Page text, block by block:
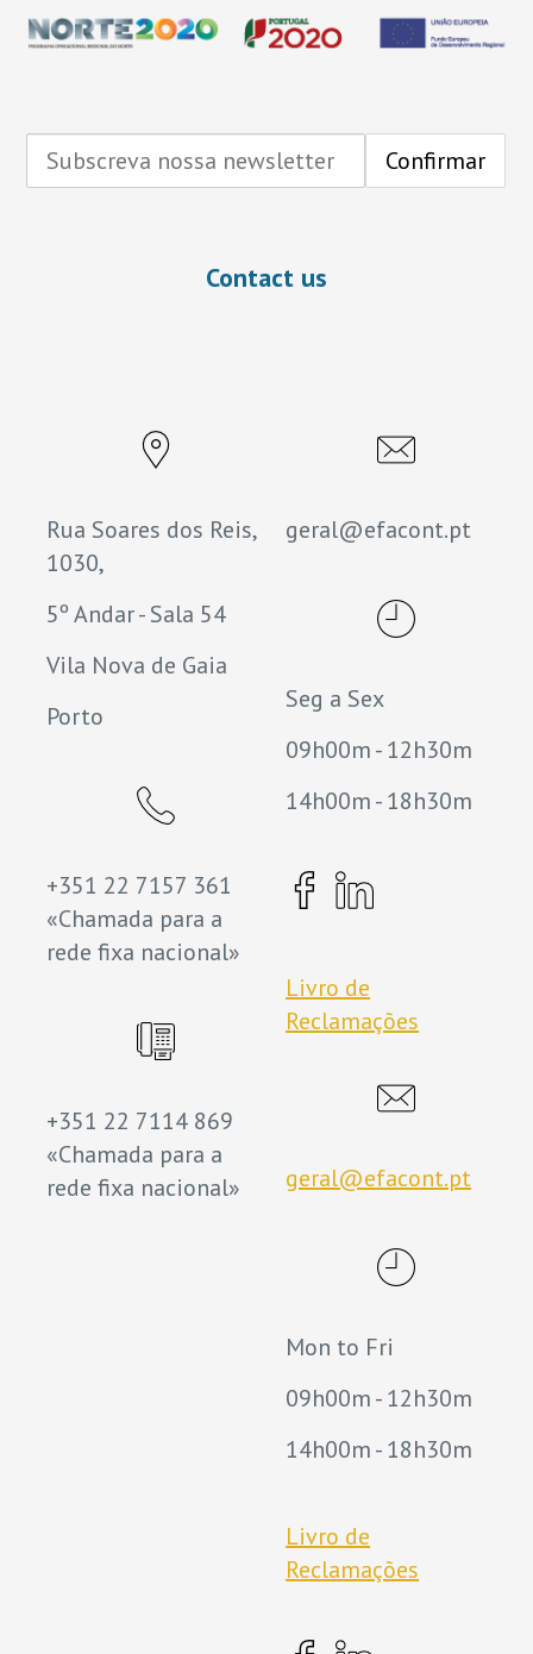
Contact us
Rua Soares dos Reis,
1030,
5º Andar - Sala 54
Vila Nova de Gaia
Porto
+351 22 7157 361
«Chamada para a
rede fixa nacional»
+351 22 7114 869
«Chamada para a
rede fixa nacional»
geral@efacont.pt
Seg a Sex
09h00m - 12h30m
14h00m - 18h30m
Livro de
Reclamações
geral@efacont.pt
Mon to Fri
09h00m - 12h30m
14h00m - 18h30m
Livro de
Reclamações